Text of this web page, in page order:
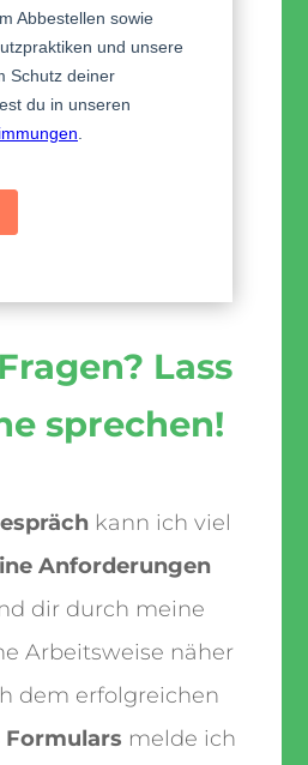
Lass
sprechen!
kann ich viel
Anforderungen
dir durch meine
Arbeitsweise näher
dem erfolgreichen
Formulars melde ich